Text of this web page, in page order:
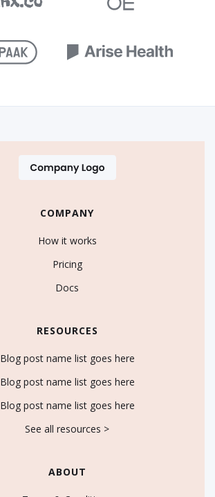
COMPANY
How it works
Pricing
Docs
RESOURCES
Blog post name list goes here
Blog post name list goes here
Blog post name list goes here
See all resources >
ABOUT